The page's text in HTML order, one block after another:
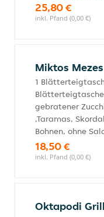
25,80 €
inkl. Pfand (0,00 €)
Miktos Mezes
1
gebratener
,Taramas,
Bohnen, ohne
18,50 €
inkl. Pfand (0,00 €)
Oktapodi Grill